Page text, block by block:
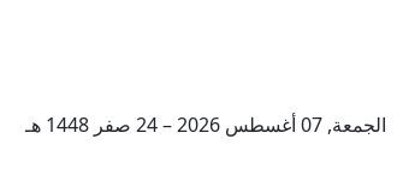
الجمعة, 07 أغسطس 2026 – 24 صفر 1448 هـ